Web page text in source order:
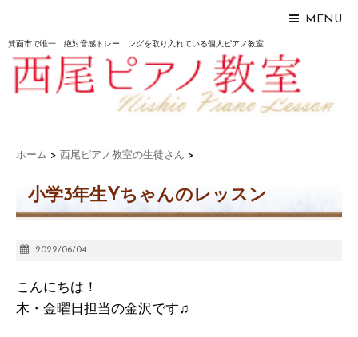
MENU
箕面市で唯一、絶対音感トレーニングを取り入れている個人ピアノ教室
ホーム > 西尾ピアノ教室の生徒さん >
小学3年生Yちゃんのレッスン
2022/06/04
こんにちは！
木・金曜日担当の金沢です♫